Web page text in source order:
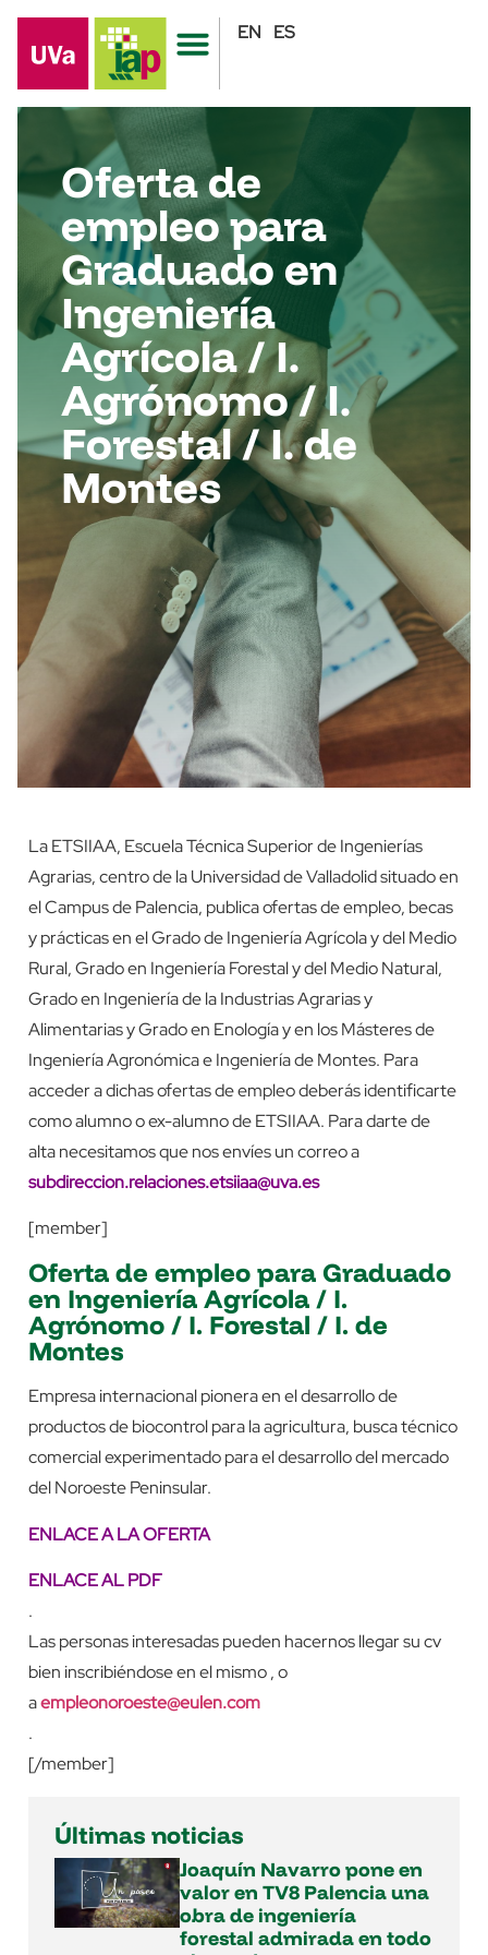
EN ES
Oferta de
empleo para
Graduado en
Ingeniería
Agrícola / I.
Agrónomo / I.
Forestal / I. de
Montes
La ETSIIAA, Escuela Técnica Superior de Ingenierías
Agrarias, centro de la Universidad de Valladolid situado en
el Campus de Palencia, publica ofertas de empleo, becas
y prácticas en el Grado de Ingeniería Agrícola y del Medio
Rural, Grado en Ingeniería Forestal y del Medio Natural,
Grado en Ingeniería de la Industrias Agrarias y
Alimentarias y Grado en Enología y en los Másteres de
Ingeniería Agronómica e Ingeniería de Montes. Para
acceder a dichas ofertas de empleo deberás identificarte
como alumno o ex-alumno de ETSIIAA. Para darte de
alta necesitamos que nos envíes un correo a
subdireccion.relaciones.etsiiaa@uva.es
[member]
Oferta de empleo para Graduado
en Ingeniería Agrícola / I.
Agrónomo / I. Forestal / I. de
Montes
Empresa internacional pionera en el desarrollo de
productos de biocontrol para la agricultura, busca técnico
comercial experimentado para el desarrollo del mercado
del Noroeste Peninsular.
ENLACE A LA OFERTA
ENLACE AL PDF
.
Las personas interesadas pueden hacernos llegar su cv
bien inscribiéndose en el mismo , o
aempleonoroeste@eulen.com
.
[/member]
Últimas noticias
Joaquín Navarro pone en
valor en TV8 Palencia una
obra de ingeniería
forestal admirada en todo